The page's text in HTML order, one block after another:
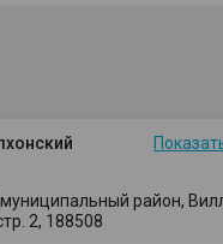
район,
2, 188508